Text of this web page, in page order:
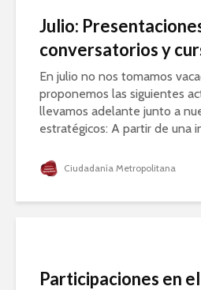
Julio:
conversatorios y
En julio no nos tomamos
proponemos las siguientes
llevamos adelante junto a
estratégicos: A partir de una
Ciudadanía Metropolitana
Participaciones en